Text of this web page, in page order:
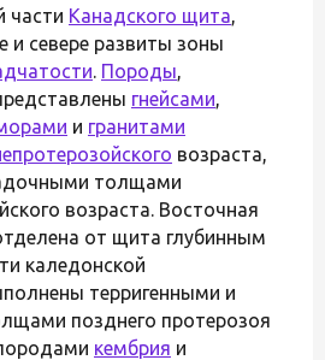
части Канадского щита,
и севере развиты зоны
. Породы,
гнейсами,
и гранитами
возраста,
толщами
возраста. Восточная
от щита глубинным
каледонской
терригенными и
позднего протерозоя
кембрия и